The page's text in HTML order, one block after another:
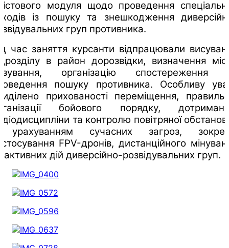
модуля щодо проведення
із пошуку та знешкодження
груп противника.
час заняття курсанти відпрацювали
в район дорозвідки, визначення
організацію спостереження
пошуку противника. Особливу
прихованості переміщення,
бойового порядку,
та контролю повітряної
сучасних загроз,
FPV-дронів, дистанційного
активних дій диверсійно-розвідувальних груп.